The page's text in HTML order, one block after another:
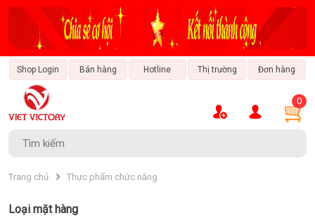
Shop Login Bán hàng Hotline Thị trường Đơn hàng
0
Trang chủ Thực phẩm chức năng
Loại mặt hàng